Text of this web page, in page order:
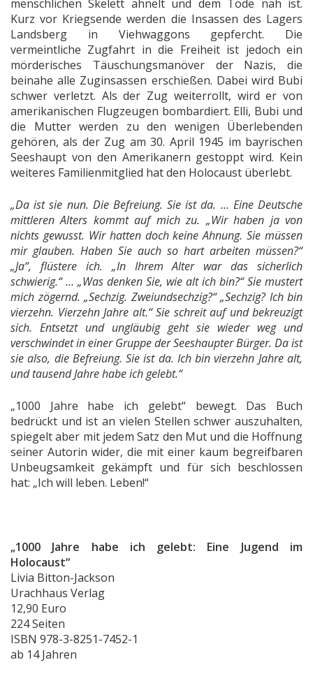
menschlichen Skelett ähnelt und dem Tode nah ist.
Kurz vor Kriegsende werden die Insassen des Lagers
Landsberg in Viehwaggons gepfercht. Die
vermeintliche Zugfahrt in die Freiheit ist jedoch ein
mörderisches Täuschungsmanöver der Nazis, die
beinahe alle Zuginsassen erschießen. Dabei wird Bubi
schwer verletzt. Als der Zug weiterrollt, wird er von
amerikanischen Flugzeugen bombardiert. Elli, Bubi und
die Mutter werden zu den wenigen Überlebenden
gehören, als der Zug am 30. April 1945 im bayrischen
Seeshaupt von den Amerikanern gestoppt wird. Kein
weiteres Familienmitglied hat den Holocaust überlebt.
„Da ist sie nun. Die Befreiung. Sie ist da. … Eine Deutsche
mittleren Alters kommt auf mich zu. „Wir haben ja von
nichts gewusst. Wir hatten doch keine Ahnung. Sie müssen
mir glauben. Haben Sie auch so hart arbeiten müssen?“
„Ja“, flüstere ich. „In Ihrem Alter war das sicherlich
schwierig.“ … „Was denken Sie, wie alt ich bin?“ Sie mustert
mich zögernd. „Sechzig. Zweiundsechzig?“ „Sechzig? Ich bin
vierzehn. Vierzehn Jahre alt.“ Sie schreit auf und bekreuzigt
sich. Entsetzt und ungläubig geht sie wieder weg und
verschwindet in einer Gruppe der Seeshaupter Bürger. Da ist
sie also, die Befreiung. Sie ist da. Ich bin vierzehn Jahre alt,
und tausend Jahre habe ich gelebt.“
„1000 Jahre habe ich gelebt“ bewegt. Das Buch
bedrückt und ist an vielen Stellen schwer auszuhalten,
spiegelt aber mit jedem Satz den Mut und die Hoffnung
seiner Autorin wider, die mit einer kaum begreifbaren
Unbeugsamkeit gekämpft und für sich beschlossen
hat: „Ich will leben. Leben!“
„1000 Jahre habe ich gelebt: Eine Jugend im
Holocaust“
Livia Bitton-Jackson
Urachhaus Verlag
12,90 Euro
224 Seiten
ISBN 978-3-8251-7452-1
ab 14 Jahren